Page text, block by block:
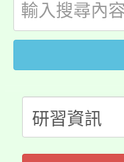
開!
115年
田徑場
桃園市
視費優
半價優
者。
大園自
份教師
大溪自
份教師
淨零綠